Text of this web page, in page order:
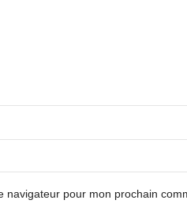
pour mon prochain